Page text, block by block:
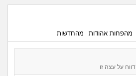
גאווה
מהפחות אהודות מהחדשות
דווח על עצה זו